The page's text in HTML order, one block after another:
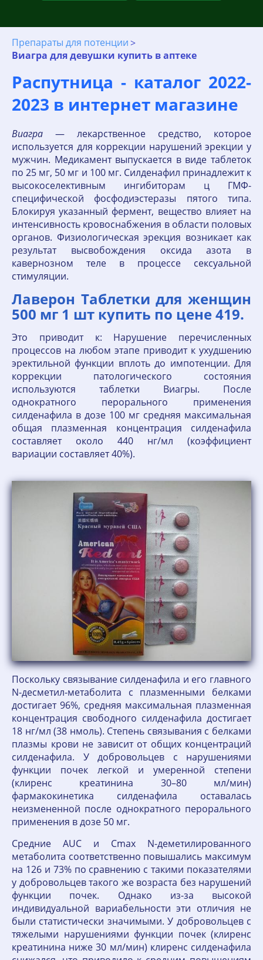
Препараты для потенции
Виагра для девушки купить в аптеке
Распутница - каталог 2022-
2023 в интернет магазине
Виагра — лекарственное средство, которое
используется для коррекции нарушений эрекции у
мужчин. Медикамент выпускается в виде таблеток
по 25 мг, 50 мг и 100 мг. Силденафил принадлежит к
высокоселективным ингибиторам ц ГМФ-
специфической фосфодиэстеразы пятого типа.
Блокируя указанный фермент, вещество влияет на
интенсивность кровоснабжения в области половых
органов. Физиологическая эрекция возникает как
результат высвобождения оксида азота в
кавернозном теле в процессе сексуальной
стимуляции.
Лаверон Таблетки для женщин
500 мг 1 шт купить по цене 419.
Это приводит к: Нарушение перечисленных
процессов на любом этапе приводит к ухудшению
эректильной функции вплоть до импотенции. Для
коррекции патологического состояния
используются таблетки Виагры. После
однократного перорального применения
силденафила в дозе 100 мг средняя максимальная
общая плазменная концентрация силденафила
составляет около 440 нг/мл (коэффициент
вариации составляет 40%).
Поскольку связывание силденафила и его главного
N-десметил-метаболита с плазменными белками
достигает 96%, средняя максимальная плазменная
концентрация свободного силденафила достигает
18 нг/мл (38 нмоль). Степень связывания с белками
плазмы крови не зависит от общих концентраций
силденафила. У добровольцев с нарушениями
функции почек легкой и умеренной степени
(клиренс креатинина 30–80 мл/мин)
фармакокинетика силденафила оставалась
неизмененной после однократного перорального
применения в дозе 50 мг.
Средние AUC и Cmax N-деметилированного
метаболита соответственно повышались максимум
на 126 и 73% по сравнению с такими показателями
у добровольцев такого же возраста без нарушений
функции почек. Однако из-за высокой
индивидуальной вариабельности эти отличия не
были статистически значимыми. У добровольцев с
тяжелыми нарушениями функции почек (клиренс
креатинина ниже 30 мл/мин) клиренс силденафила